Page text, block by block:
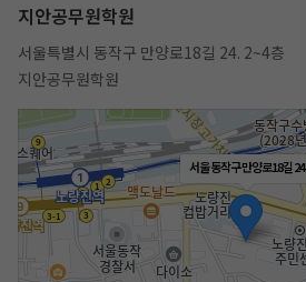
지안공무원학원
서울특별시 동작구 만양로18길 24. 2~4층
지안공무원학원
서울 동작구 만양로18길 24